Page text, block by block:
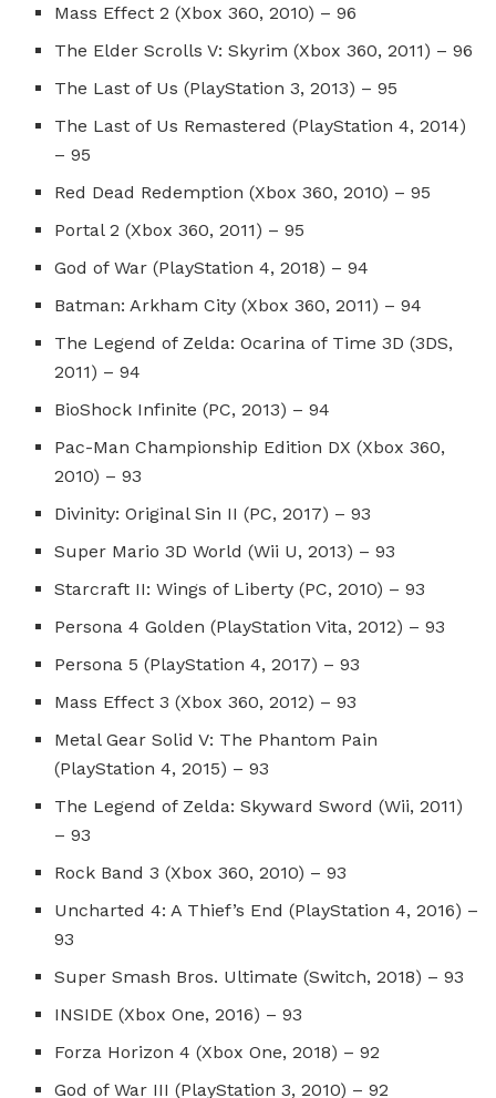
Mass Effect 2 (Xbox 360, 2010) – 96
The Elder Scrolls V: Skyrim (Xbox 360, 2011) – 96
The Last of Us (PlayStation 3, 2013) – 95
The Last of Us Remastered (PlayStation 4, 2014)
– 95
Red Dead Redemption (Xbox 360, 2010) – 95
Portal 2 (Xbox 360, 2011) – 95
God of War (PlayStation 4, 2018) – 94
Batman: Arkham City (Xbox 360, 2011) – 94
The Legend of Zelda: Ocarina of Time 3D (3DS,
2011) – 94
BioShock Infinite (PC, 2013) – 94
Pac-Man Championship Edition DX (Xbox 360,
2010) – 93
Divinity: Original Sin II (PC, 2017) – 93
Super Mario 3D World (Wii U, 2013) – 93
Starcraft II: Wings of Liberty (PC, 2010) – 93
Persona 4 Golden (PlayStation Vita, 2012) – 93
Persona 5 (PlayStation 4, 2017) – 93
Mass Effect 3 (Xbox 360, 2012) – 93
Metal Gear Solid V: The Phantom Pain
(PlayStation 4, 2015) – 93
The Legend of Zelda: Skyward Sword (Wii, 2011)
– 93
Rock Band 3 (Xbox 360, 2010) – 93
Uncharted 4: A Thief’s End (PlayStation 4, 2016) –
93
Super Smash Bros. Ultimate (Switch, 2018) – 93
INSIDE (Xbox One, 2016) – 93
Forza Horizon 4 (Xbox One, 2018) – 92
God of War III (PlayStation 3, 2010) – 92